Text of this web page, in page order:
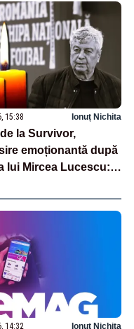
15:38 Ionuț Nichita
la Survivor,
emoționantă după
lui Mircea Lucescu:
14:32 Ionuț Nichita